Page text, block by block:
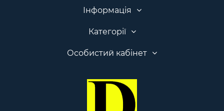
Інформація
Категорії
Особистий кабінет